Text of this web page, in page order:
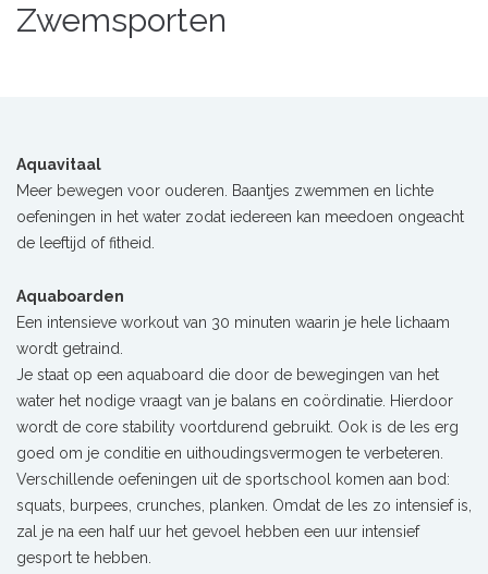
Zwemsporten
Aquavitaal
Meer bewegen voor ouderen. Baantjes zwemmen en lichte
oefeningen in het water zodat iedereen kan meedoen ongeacht
de leeftijd of fitheid.
Aquaboarden
Een intensieve workout van 30 minuten waarin je hele lichaam
wordt getraind.
Je staat op een aquaboard die door de bewegingen van het
water het nodige vraagt van je balans en coördinatie. Hierdoor
wordt de core stability voortdurend gebruikt. Ook is de les erg
goed om je conditie en uithoudingsvermogen te verbeteren.
Verschillende oefeningen uit de sportschool komen aan bod:
squats, burpees, crunches, planken. Omdat de les zo intensief is,
zal je na een half uur het gevoel hebben een uur intensief
gesport te hebben.